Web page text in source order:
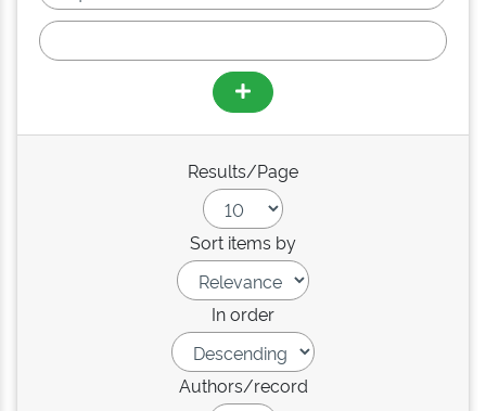
Results/Page
Sort items by
In order
Authors/record